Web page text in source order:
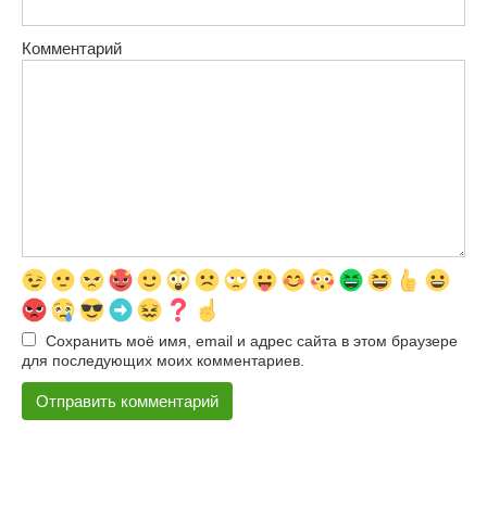
Комментарий
Сохранить моё имя, email и адрес сайта в этом браузере
для последующих моих комментариев.